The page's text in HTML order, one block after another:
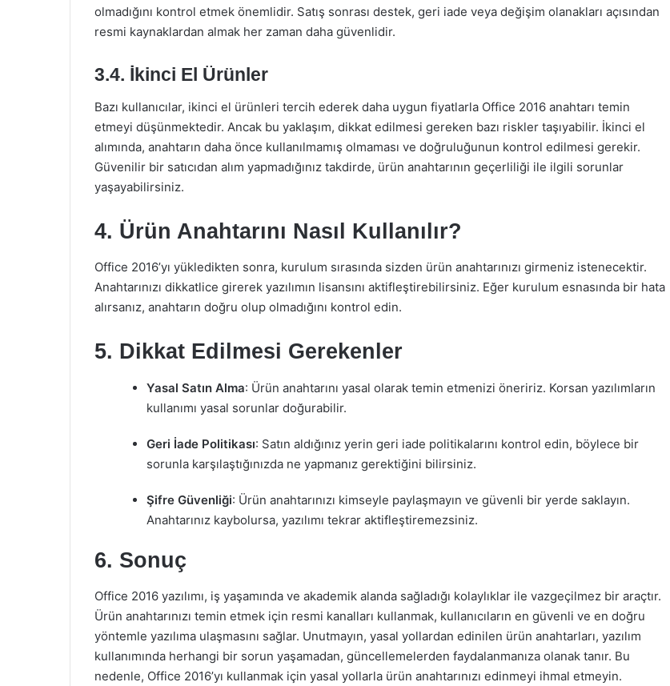
olmadığını kontrol etmek önemlidir. Satış sonrası destek, geri iade veya değişim olanakları açısından
resmi kaynaklardan almak her zaman daha güvenlidir.
3.4. İkinci El Ürünler
Bazı kullanıcılar, ikinci el ürünleri tercih ederek daha uygun fiyatlarla Office 2016 anahtarı temin
etmeyi düşünmektedir. Ancak bu yaklaşım, dikkat edilmesi gereken bazı riskler taşıyabilir. İkinci el
alımında, anahtarın daha önce kullanılmamış olmaması ve doğruluğunun kontrol edilmesi gerekir.
Güvenilir bir satıcıdan alım yapmadığınız takdirde, ürün anahtarının geçerliliği ile ilgili sorunlar
yaşayabilirsiniz.
4. Ürün Anahtarını Nasıl Kullanılır?
Office 2016’yı yükledikten sonra, kurulum sırasında sizden ürün anahtarınızı girmeniz istenecektir.
Anahtarınızı dikkatlice girerek yazılımın lisansını aktifleştirebilirsiniz. Eğer kurulum esnasında bir hata
alırsanız, anahtarın doğru olup olmadığını kontrol edin.
5. Dikkat Edilmesi Gerekenler
Yasal Satın Alma: Ürün anahtarını yasal olarak temin etmenizi öneririz. Korsan yazılımların
kullanımı yasal sorunlar doğurabilir.
Geri İade Politikası: Satın aldığınız yerin geri iade politikalarını kontrol edin, böylece bir
sorunla karşılaştığınızda ne yapmanız gerektiğini bilirsiniz.
Şifre Güvenliği: Ürün anahtarınızı kimseyle paylaşmayın ve güvenli bir yerde saklayın.
Anahtarınız kaybolursa, yazılımı tekrar aktifleştiremezsiniz.
6. Sonuç
Office 2016 yazılımı, iş yaşamında ve akademik alanda sağladığı kolaylıklar ile vazgeçilmez bir araçtır.
Ürün anahtarınızı temin etmek için resmi kanalları kullanmak, kullanıcıların en güvenli ve en doğru
yöntemle yazılıma ulaşmasını sağlar. Unutmayın, yasal yollardan edinilen ürün anahtarları, yazılım
kullanımında herhangi bir sorun yaşamadan, güncellemelerden faydalanmanıza olanak tanır. Bu
nedenle, Office 2016’yı kullanmak için yasal yollarla ürün anahtarınızı edinmeyi ihmal etmeyin.